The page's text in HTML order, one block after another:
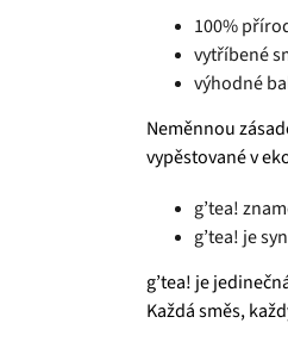
100%
vytříbené
výhodné
Neměnnou
vypěstované v
g’tea!
g’tea! je
g’tea! je
Každá směs,